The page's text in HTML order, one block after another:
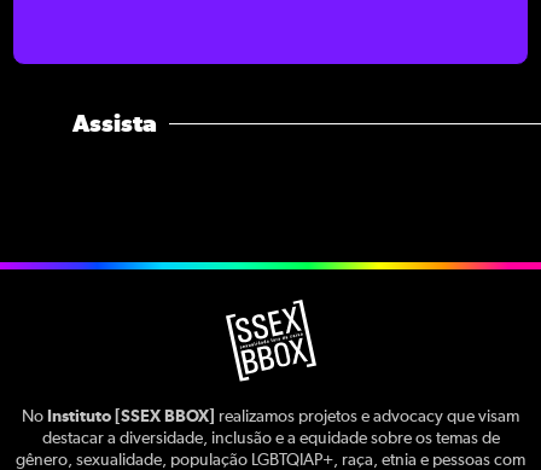
Assista
No Instituto [SSEX BBOX]
realizamos projetos e advocacy que visam
destacar a diversidade, inclusão e a equidade sobre os temas de
gênero, sexualidade, população LGBTQIAP+, raça, etnia e pessoas com